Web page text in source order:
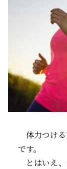
体力つけ
です。
とはいえ、